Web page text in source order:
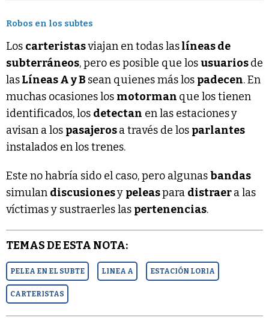
Robos en los subtes
Los carteristasviajan en todas laslíneas de
subterráneos, pero es posible que losusuariosde
lasLíneas A y B sean quienes más los padecen. En
muchas ocasiones los motorman que los tienen
identificados, los detectan en las estacionesy
avisan a los pasajerosa través de los parlantes
instalados en los trenes.
Este no habría sido el caso, pero algunasbandas
simulan discusionesy peleaspara distraera las
víctimas y sustraerles las pertenencias.
TEMAS DE ESTA NOTA:
PELEA EN EL SUBTE LINEA A ESTACIÓN LORIA
CARTERISTAS